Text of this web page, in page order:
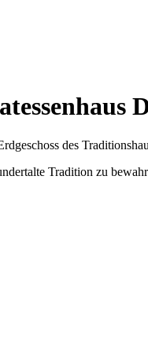
des
Tradition zu